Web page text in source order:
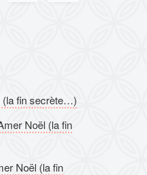
(la fin secrète…)
Noël (la fin
Noël (la fin